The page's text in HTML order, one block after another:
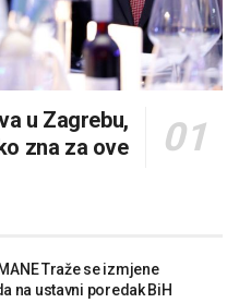
u Zagrebu,
zna za ove
Traže se izmjene
na ustavni poredak BiH